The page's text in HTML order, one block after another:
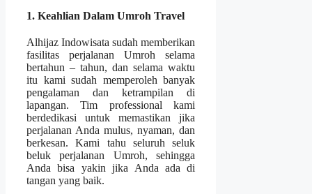
1. Keahlian Dalam Umroh Travel
Alhijaz Indowisata sudah memberikan
fasilitas perjalanan Umroh selama
bertahun – tahun, dan selama waktu
itu kami sudah memperoleh banyak
pengalaman dan ketrampilan di
lapangan. Tim professional kami
berdedikasi untuk memastikan jika
perjalanan Anda mulus, nyaman, dan
berkesan. Kami tahu seluruh seluk
beluk perjalanan Umroh, sehingga
Anda bisa yakin jika Anda ada di
tangan yang baik.